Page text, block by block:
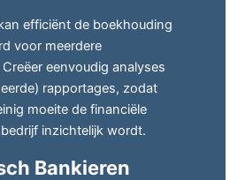
efficiënt de boekhouding
voor meerdere
eenvoudig analyses
rapportages, zodat
moeite de financiële
inzichtelijk wordt.
Bankieren